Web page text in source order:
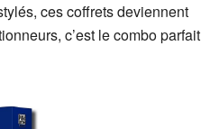
ces coffrets deviennent
c’est le combo parfait